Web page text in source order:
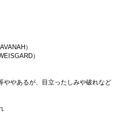
）
）
ややあるが、目立ったしみや破れなど